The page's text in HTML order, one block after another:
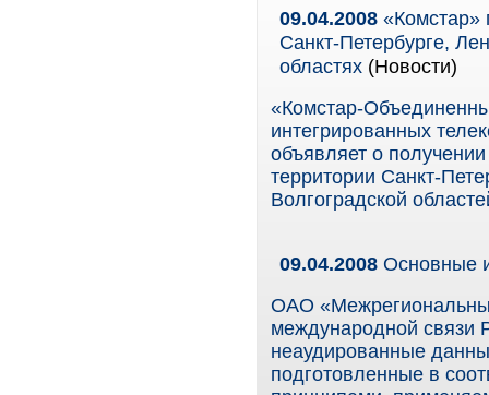
09.04.2008 «Комстар»
Санкт-Петербурге,
областях (Новости)
«Комстар-
интегрированных
объявляет о
территории Санкт-
Волгоградской
09.04.2008 Основные
ОАО
международной связи
неаудированные
подготовленные в